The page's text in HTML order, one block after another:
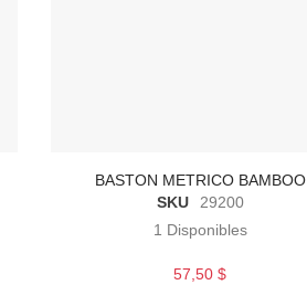
BASTON METRICO BAMBOO
SKU
29200
1 Disponibles
57,50 $